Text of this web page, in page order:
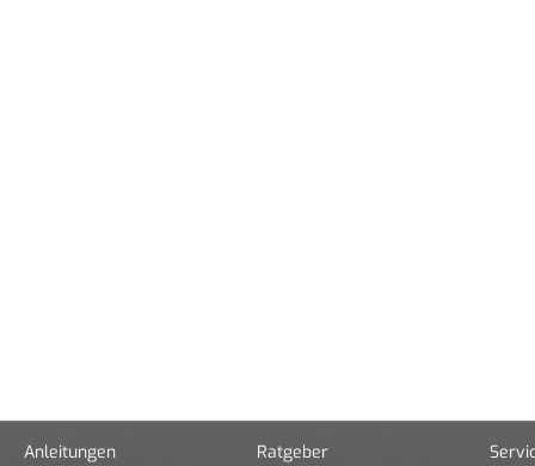
Anleitungen Ratgeber